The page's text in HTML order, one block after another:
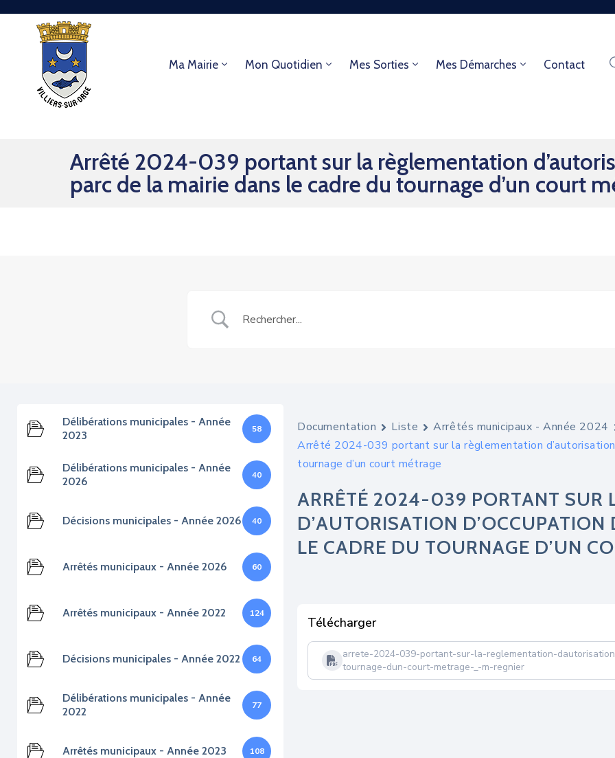
Ma Mairie Mon Quotidien Mes Sorties Mes Démarches Contact
Arrêté 2024-039 portant sur la règlementation
parc de la mairie dans le cadre du tournage d’un court
Délibérations municipales - Année
2023
58
Délibérations municipales - Année
2026
40
Décisions municipales - Année 2026 40
Arrêtés municipaux - Année 2026 60
Arrêtés municipaux - Année 2022 124
Décisions municipales - Année 2022 64
Délibérations municipales - Année
2022
77
Arrêtés municipaux - Année 2023 108
Documentation Liste
Arrêtés municipaux - Année 2024
Arrêté 2024-039 portant sur la règlementation d’autorisation
tournage d’un court métrage
ARRÊTÉ 2024-039 PORTANT SUR
D’AUTORISATION
LE CADRE DU TOURNAGE D’UN
Télécharger
arrete-2024-039-portant-sur-la-reglementation-
tournage-dun-court-metrage-_-m-regnier